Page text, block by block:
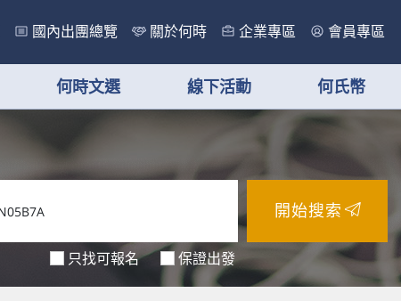
國內出團總覽 關於何時 企業專區 會員專區
何時文選 線下活動 何氏幣
只找可報名 保證出發
開始搜索